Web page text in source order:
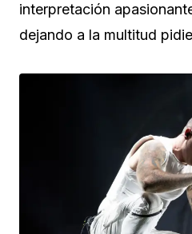
interpretación
dejando a la multitud